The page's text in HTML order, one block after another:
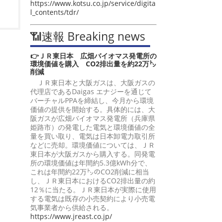
https://www.kotsu.co.jp/service/digita
l_contents/tdr/
📶速報 Breaking news
👉ＪＲ東日本 広畑バイオマス発電所の
環境価値を購入 CO2排出量を約22万㌧
削減
ＪＲ東日本と大阪ガスは、大阪ガスの
代理店であるDaigas エナジーを通じて
バーチャルPPAを締結し、今月から環境
価値の提供を開始する。具体的には、大
阪ガスが広畑バイオマス発電所（兵庫県
姫路市）の発電した電気と環境価値の全
量を買い取り、電気は日本卸電力取引所
などに売却。環境価値については、ＪＲ
東日本が大阪ガスから購入する。同発電
所の環境価値は年間約5.3億kWh分で、
これは年間約22万㌧のCO2削減に相当
し、ＪＲ東日本におけるCO2排出量の約
12％に当たる。ＪＲ東日本が実際に使用
する電気は既存の小売契約により小売電
気事業者から供給される。
https://www.jreast.co.jp/